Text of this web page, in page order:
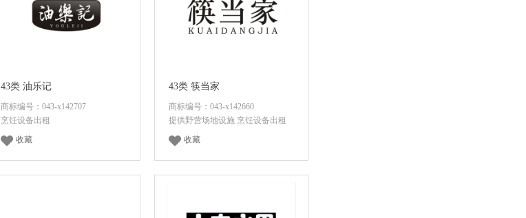
43类 油乐记
商标编号：043-x142707
烹饪设备出租
收藏
43类 筷当家
商标编号：043-x142660
提供野营场地设施 烹饪设备出租
收藏